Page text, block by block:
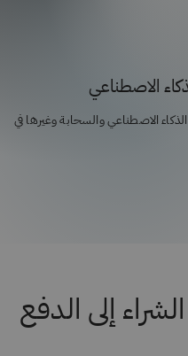
الاصطناعي
الاصطناعي والسحابة وغيرها في
إلى الدفع